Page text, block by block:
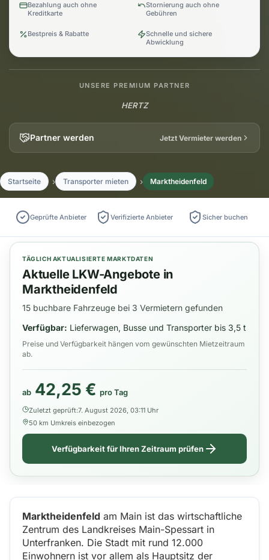
Bezahlung auch ohne
Kreditkarte
Stornierung auch ohne
Gebühren
Bestpreis & Rabatte
Schnelle und sichere
Abwicklung
UNSERE PREMIUM PARTNER
HERTZ
Partner werden Jetzt Vermieter werden
Startseite Transporter mieten Marktheidenfeld
Geprüfte Anbieter Verifizierte Anbieter Sicher buchen
TÄGLICH AKTUALISIERTE MARKTDATEN
Aktuelle LKW-Angebote in
Marktheidenfeld
15 buchbare Fahrzeuge bei 3 Vermietern gefunden
Verfügbar: Lieferwagen, Busse und Transporter bis 3,5 t
Preise und Verfügbarkeit hängen vom gewünschten Mietzeitraum
ab.
ab 42,25 € pro Tag
Zuletzt geprüft:7. August 2026, 03:11 Uhr
50 km Umkreis einbezogen
Verfügbarkeit für Ihren Zeitraum prüfen
Marktheidenfeld am Main ist das wirtschaftliche
Zentrum des Landkreises Main-Spessart in
Unterfranken. Die Stadt mit rund 12.000
Einwohnern ist vor allem als Hauptsitz der